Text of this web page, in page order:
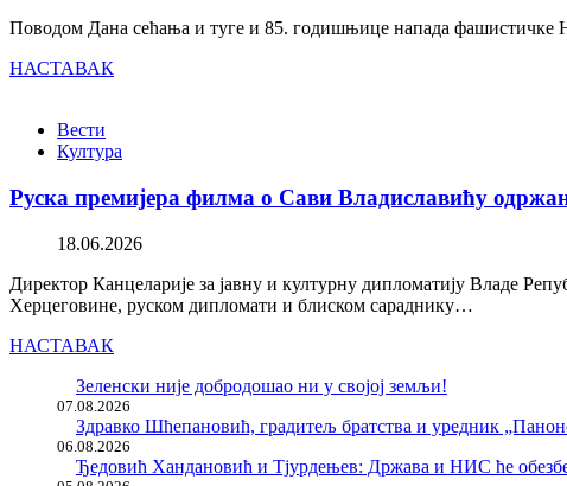
Поводом Дана сећања и туге и 85. годишњице напада фашистичке
НАСТАВАК
Вести
Култура
Руска премијера филма о Сави Владиславићу
18.06.2026
Директор Канцеларије за јавну и културну дипломатију Владе
Херцеговине, руском дипломати и блиском сараднику…
НАСТАВАК
Зеленски није добродошао ни у својој земљи!
07.08.2026
Здравко Шћепановић, градитељ братства и уредник
06.08.2026
Ђедовић Хандановић и Тјурдењев: Држава и НИС ће